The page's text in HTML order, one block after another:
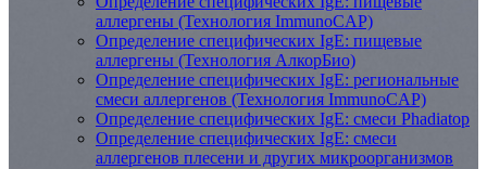
аллергены (Технология ImmunoCAP)
Определение специфических IgE: пищевые
аллергены (Технология АлкорБио)
Определение специфических IgE: региональные
смеси аллергенов (Технология ImmunoCAP)
Определение специфических IgE: смеси Phadiatop
Определение специфических IgE: смеси
аллергенов плесени и других микроорганизмов